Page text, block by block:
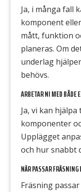
Ja, i många fall
komponent
mått, funktion
planeras. Om
underlag
behövs.
ARBETAR NI MED BÅDE
Ja, vi kan
komponenter
Upplägget
och hur snabbt
NÄR PASSAR
Fräsning